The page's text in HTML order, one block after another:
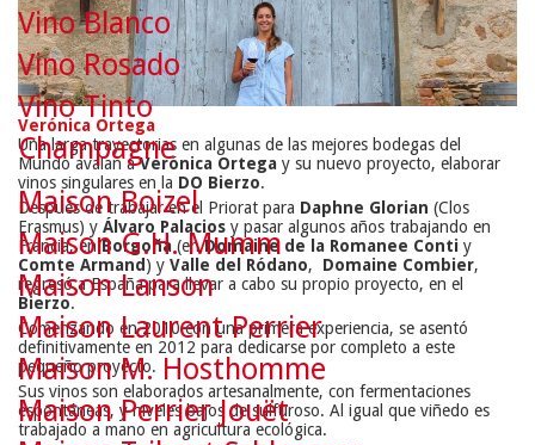
Verónica Ortega
Una larga trayectorias en algunas de las mejores bodegas del
Mundo avalan aVerónica Ortega y su nuevo proyecto, elaborar
vinos singulares en la DO Bierzo.
Después de trabajar en el Priorat para Daphne Glorian (Clos
Erasmus) y Álvaro Palacios y pasar algunos años trabajando en
Francia, enBorgoña (enDomaine de la Romanee Conti y
Comte Armand ) y Valle del Ródano, Domaine Combier,
regresó a España para llevar a cabo su propio proyecto, en el
Bierzo.
Comenzando en 2010 con una primera experiencia, se asentó
definitivamente en 2012 para dedicarse por completo a este
pequeño proyecto.
Sus vinos son elaborados artesanalmente, con fermentaciones
espontáneas, y niveles bajos de sulfuroso. Al igual que viñedo es
trabajado a mano en agricultura ecológica.
Vino Blanco
Vino Rosado
Vino Tinto
Champagne
Maison Boizel
Maison G.H. Mumm
Maison Lanson
Maison Laurent Perrier
Maison M. Hosthomme
Maison Perrier Jouët